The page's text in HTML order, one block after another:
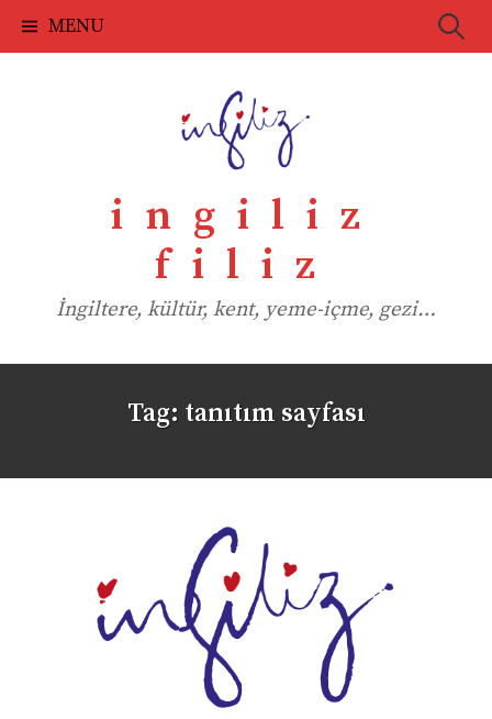
Skip
to
MENU Search
ingiliz
filiz
İngiltere, kültür, kent, yeme-içme, gezi…
Tag: tanıtım sayfası